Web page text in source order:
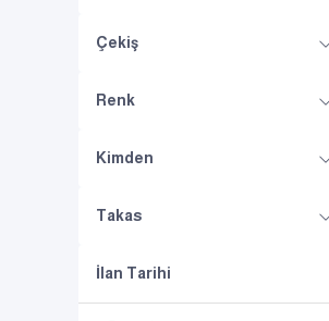
Çekiş
Renk
Kimden
Takas
İlan Tarihi